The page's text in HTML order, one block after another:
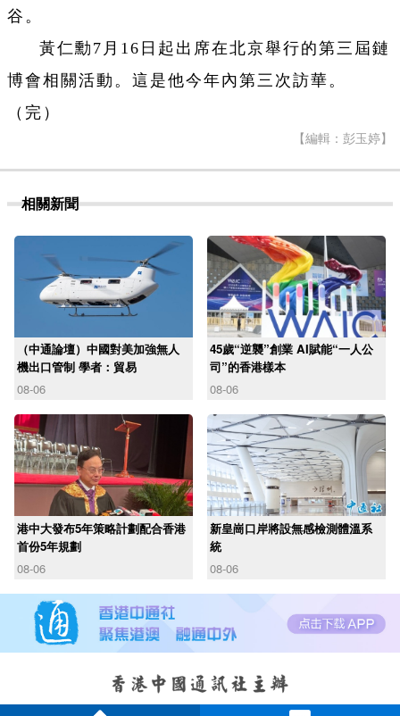
谷。
黃仁勳7月16日起出席在北京舉行的第三屆鏈
博會相關活動。這是他今年內第三次訪華。
（完）
【編輯：彭玉婷】
相關新聞
（中通論壇）中國對美加強無人
機出口管制 學者：貿易
08-06
45歲“逆襲”創業 AI賦能“一人公
司”的香港樣本
08-06
港中大發布5年策略計劃配合香港
首份5年規劃
08-06
新皇崗口岸將設無感檢測體溫系
統
08-06